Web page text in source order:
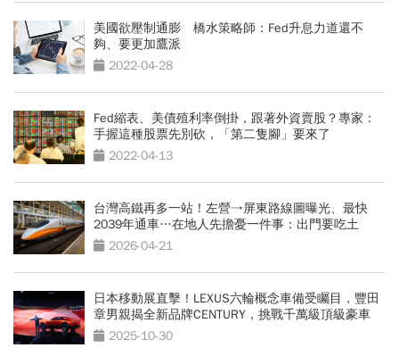
美國欲壓制通膨 橋水策略師：Fed升息力道還不
夠、要更加鷹派
2022-04-28
Fed縮表、美債殖利率倒掛，跟著外資賣股？專家：
手握這種股票先別砍，「第二隻腳」要來了
2022-04-13
台灣高鐵再多一站！左營→屏東路線圖曝光、最快
2039年通車…在地人先擔憂一件事：出門要吃土
2026-04-21
日本移動展直擊！LEXUS六輪概念車備受矚目，豐田
章男親揭全新品牌CENTURY，挑戰千萬級頂級豪車
2025-10-30